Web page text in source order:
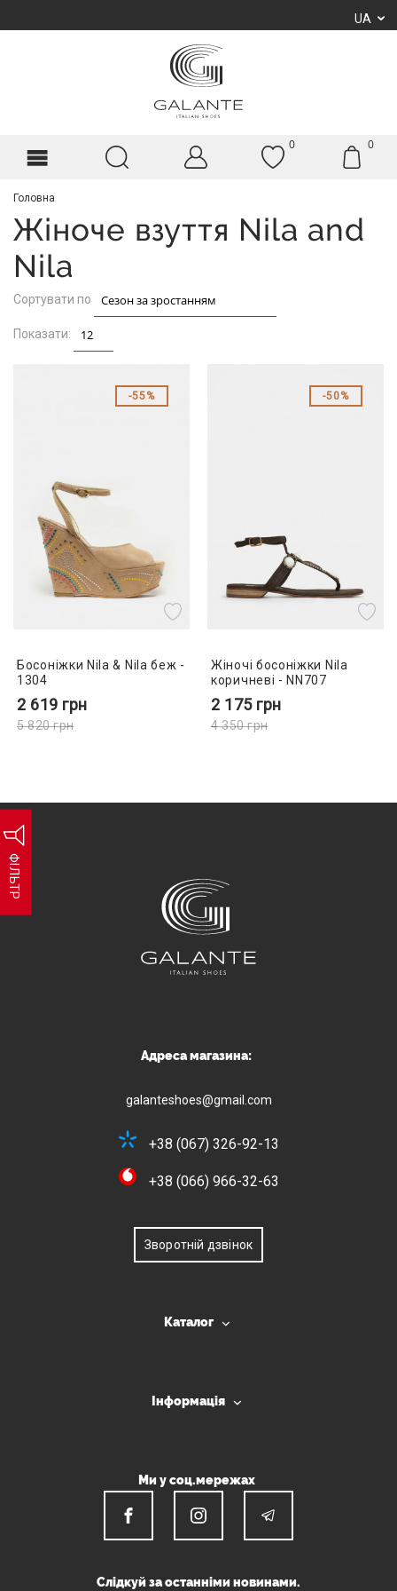
UA
0 0
Головна
Жіноче взуття Nila and
Nila
ФІЛЬТР
Сортувати по
Показати:
55%
Босоніжки Nila & Nila беж -
1304
2 619 грн
5 820грн
50%
Жіночі босоніжки Nila
коричневі - NN707
2 175 грн
4 350грн
Адреса магазина:
galanteshoes@gmail.com
+38 (067) 326-92-13
+38 (066) 966-32-63
Зворотній дзвінок
Каталог
Інформація
Ми у соц.мережах
Слідкуй за останніми новинами.